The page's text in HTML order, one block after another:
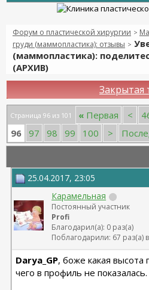
Форум о пластической хирургии >
груди (маммопластика): отзывы >
(маммопластика):
(АРХИВ)
Закрытая
Страница 96 из 101 « Первая <
96 97 98 99 100 >
25.04.2017, 23:05
Карамельная
Постоянный участник
Profi
Благодарил(а): 0 раз(а)
Поблагодарили: 67 раз(а)
Darya_GP, боже какая высота
чего в профиль не показалась.